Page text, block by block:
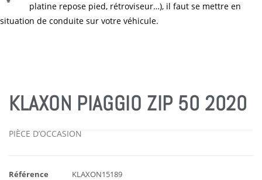
platine repose pied, rétroviseur…), il faut se mettre en
situation de conduite sur votre véhicule.
KLAXON PIAGGIO ZIP 50 2020
PIÈCE D’OCCASION
Référence
KLAXON15189